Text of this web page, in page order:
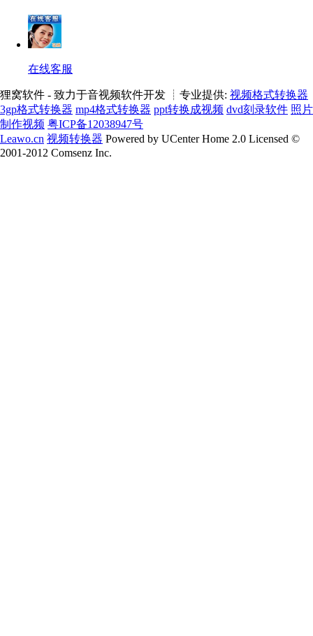
在线客服
狸窝软件 - 致力于音视频软件开发 ┊专业提供: 视频格式转换器
3gp格式转换器 mp4格式转换器 ppt转换成视频 dvd刻录软件 照片
制作视频 粤ICP备12038947号
Leawo.cn 视频转换器 Powered by UCenter Home 2.0 Licensed ©
2001-2012 Comsenz Inc.